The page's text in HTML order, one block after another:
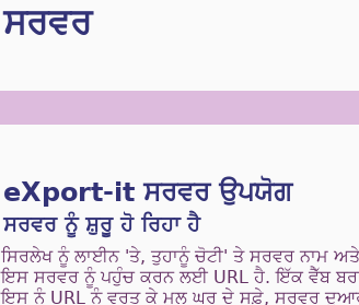
ਸਰਵਰ
eXport-it ਸਰਵਰ ਉਪਯੋਗ
ਸਰਵਰ ਨੂੰ ਸ਼ੁਰੂ ਹੋ ਰਿਹਾ ਹੈ
ਸਿਰਲੇਖ ਨੂੰ ਲਾਈਨ 'ਤੇ, ਤੁਹਾਨੂੰ ਚੋਟੀ' ਤੇ ਸਰਵਰ ਨਾਮ
ਇਸ ਸਰਵਰ ਨੂੰ ਪਹੁੰਚ ਕਰਨ ਲਈ URL ਹੈ. ਇੱਕ ਵੈੱਬ
ਇਸ ਨੂੰ URL ਨੂੰ ਵਰਤ ਕੇ ਮੂਲ ਘਰ ਦੇ ਸਫ਼ੇ, ਸਰਵਰ